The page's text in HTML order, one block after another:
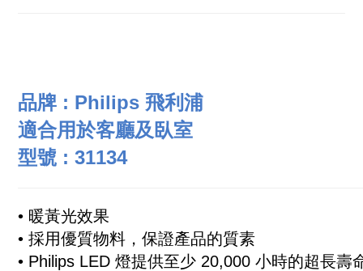
品牌 : Philips 飛利浦
適合用於客廳及臥室
型號 : 31134
• 暖黃光效果
• 採用優質物料，保證產品的質素
• Philips LED 燈提供至少 20,000 小時的超長壽